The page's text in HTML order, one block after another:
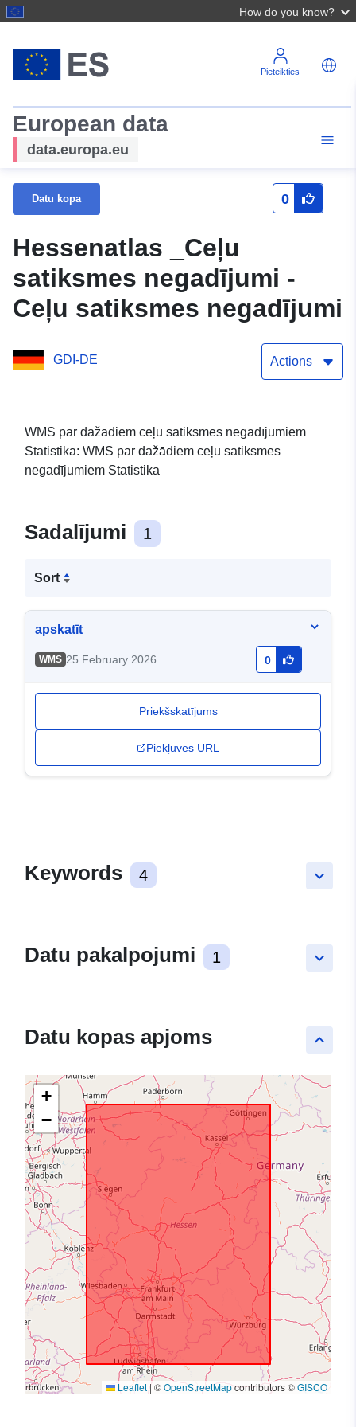
How do you know?
Pieteikties
European data
data.europa.eu
Datu kopa 0
Hessenatlas _Ceļu
satiksmes negadījumi -
Ceļu satiksmes negadījumi
GDI-DE Actions
WMS par dažādiem ceļu satiksmes negadījumiem
Statistika: WMS par dažādiem ceļu satiksmes
negadījumiem Statistika
Sadalījumi 1
Sort
apskatīt
WMS 25 February 2026 0
Priekšskatījums
Piekļuves URL
keyboard_arrow_down
Keywords 4
keyboard_arrow_down
Datu pakalpojumi 1
keyboard_arrow_up
Datu kopas apjoms
+
−
Leaflet| ©OpenStreetMapcontributors ©GISCO